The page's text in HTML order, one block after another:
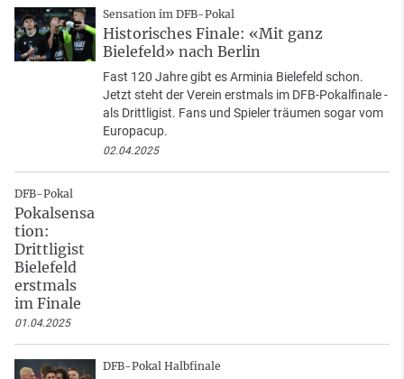
Sensation im DFB-Pokal
Historisches Finale: «Mit ganz
Bielefeld» nach Berlin
Fast 120 Jahre gibt es Arminia Bielefeld schon.
Jetzt steht der Verein erstmals im DFB-Pokalfinale -
als Drittligist. Fans und Spieler träumen sogar vom
Europacup.
02.04.2025
DFB-Pokal
Pokalsensa
tion:
Drittligist
Bielefeld
erstmals
im Finale
01.04.2025
DFB-Pokal Halbfinale